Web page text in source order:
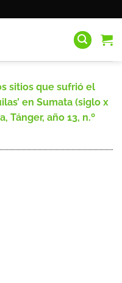
sitios que sufrió el
en Sumata (siglo x
Tánger, año 13, n.º